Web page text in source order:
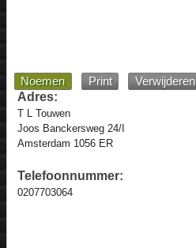
Noemen Print Verwijderen
Adres:
T L Touwen
Joos Banckersweg 24/I
Amsterdam 1056 ER
Telefoonnummer:
0207703064